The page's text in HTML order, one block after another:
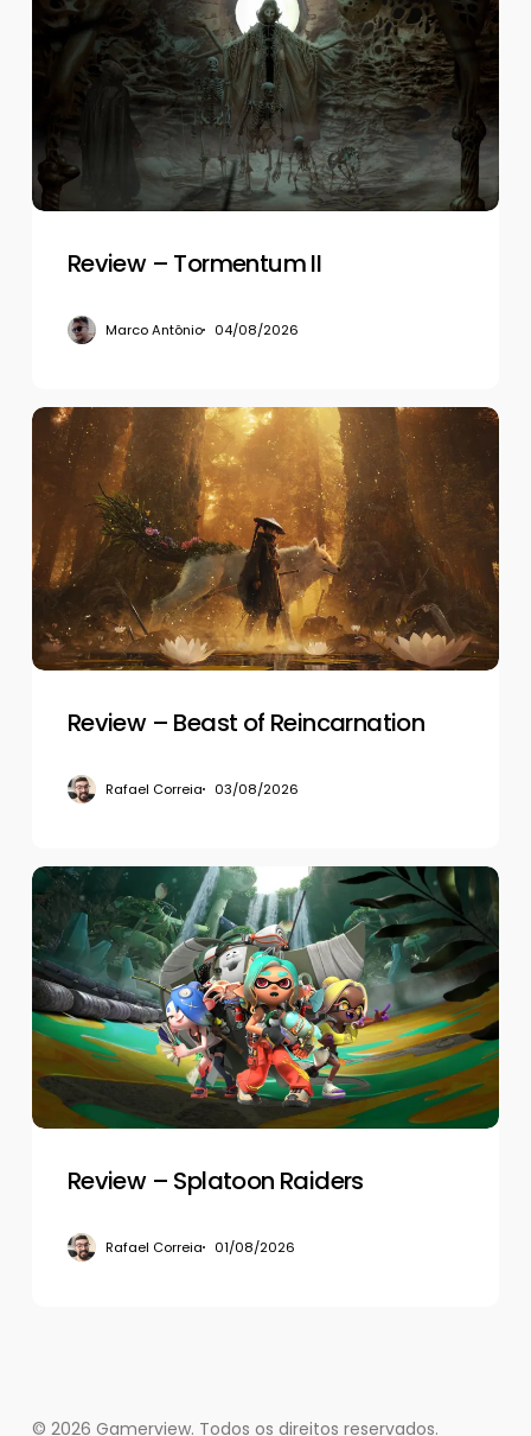
Tormentum
Review – Tormentum II
Marco Antônio 04/08/2026
Review
–
Beast
Reincarnation
Review – Beast of Reincarnation
Rafael Correia 03/08/2026
Review
–
Splatoon
Raiders
Review – Splatoon Raiders
Rafael Correia 01/08/2026
© 2026 Gamerview. Todos os direitos reservados.